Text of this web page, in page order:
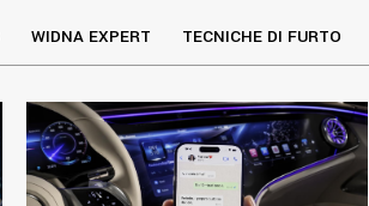
WIDNA EXPERT TECNICHE DI FURTO